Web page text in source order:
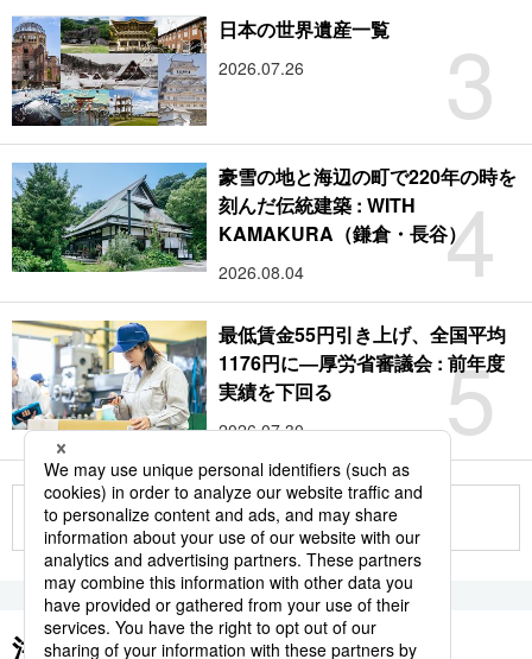
3
日本の世界遺産一覧
2026.07.26
4
豪雪の地と海辺の町で220年の時を
刻んだ伝統建築 : WITH
KAMAKURA（鎌倉・長谷）
2026.08.04
5
最低賃金55円引き上げ、全国平均
1176円に―厚労省審議会 : 前年度
実績を下回る
2026.07.30
もっと見る
注目のキーワード